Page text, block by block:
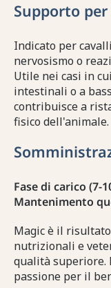
Supporto
Indicato per
nervosismo o
Utile nei casi in
intestinali o a
contribuisce a
fisico dell'animale.
Fase di carico (7-
Mantenimento
Magic è il
nutrizionali e
qualità superiore.
passione per il